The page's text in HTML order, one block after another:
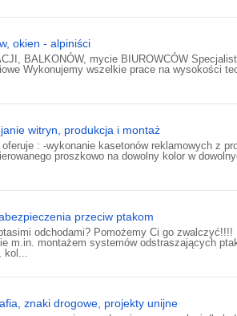
okien - alpiniści
BALKONÓW, mycie BIUROWCÓW
Wykonujemy wszelkie prace na wysokości
witryn, produkcja i montaż
: -wykonanie kasetonów reklamowych z
proszkowo na dowolny kolor w
przeciw ptakom
odchodami? Pomożemy Ci go zwalczyć!!!!
m.in. montażem systemów odstraszających
kol...
znaki drogowe, projekty unijne